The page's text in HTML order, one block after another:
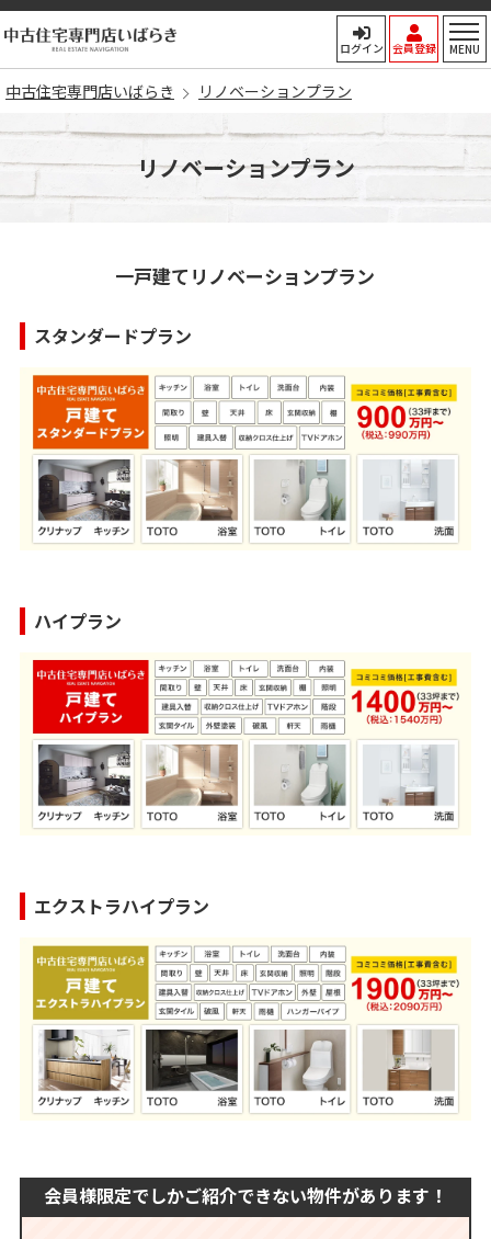
中古住宅専門店いばらき
ログイン 会員登録 MENU
中古住宅専門店いばらき リノベーションプラン
リノベーションプラン
一戸建てリノベーションプラン
スタンダードプラン
ハイプラン
エクストラハイプラン
会員様限定でしかご紹介できない物件があります！